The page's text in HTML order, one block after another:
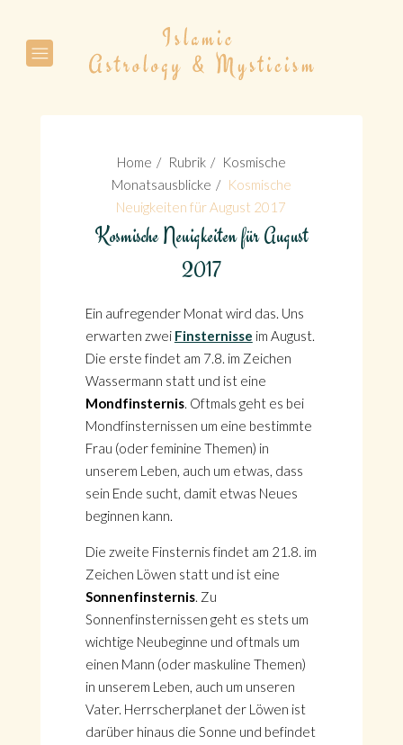
Home Rubrik
Kosmische
Monatsausblicke
Kosmische
Neuigkeiten für August 2017
Kosmische Neuigkeiten für August
2017
Ein aufregender Monat wird das. Uns
erwarten zwei Finsternisse im August.
Die erste findet am 7.8. im Zeichen
Wassermann statt und ist eine
Mondfinsternis. Oftmals geht es bei
Mondfinsternissen um eine bestimmte
Frau (oder feminine Themen) in
unserem Leben, auch um etwas, dass
sein Ende sucht, damit etwas Neues
beginnen kann.
Die zweite Finsternis findet am 21.8. im
Zeichen Löwen statt und ist eine
Sonnenfinsternis. Zu
Sonnenfinsternissen geht es stets um
wichtige Neubeginne und oftmals um
einen Mann (oder maskuline Themen)
in unserem Leben, auch um unseren
Vater. Herrscherplanet der Löwen ist
darüber hinaus die Sonne und befindet